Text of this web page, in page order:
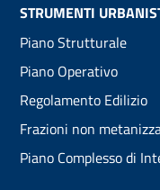
Footer
menu
STRUMENTI
Piano Strutturale
Piano Operativo
Regolamento Edilizio
Frazioni non
Piano Complesso di